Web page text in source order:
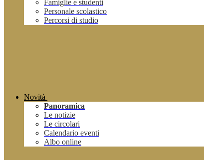
Famiglie e studenti
Personale scolastico
Percorsi di studio
Novità
Panoramica
Le notizie
Le circolari
Calendario eventi
Albo online